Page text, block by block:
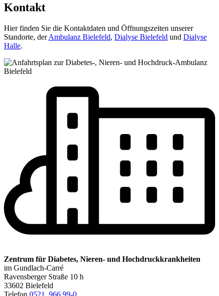
Kontakt
Hier finden Sie die Kontaktdaten und Öffnungszeiten unserer
Standorte, derAmbulanz Bielefeld, Dialyse Bielefeld und Dialyse
Halle.
Zentrum für Diabetes, Nieren- und Hochdruckkrankheiten
im Gundlach-Carré
Ravensberger Straße 10 h
33602 Bielefeld
Telefon 0521. 966 99-0